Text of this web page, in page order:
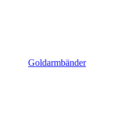
Goldarmbänder